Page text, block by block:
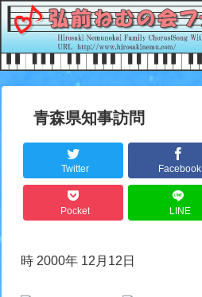
青森県知事訪問
Twitter Facebook
Pocket LINE
時 2000年 12月12日